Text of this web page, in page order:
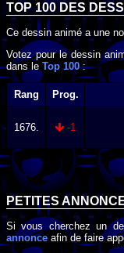
TOP 100 DES
Ce dessin animé a une
Votez pour le dessin
dans le Top 100:
Rang Prog.
1676. -1
PETITES
Si vous cherchez un
annonce afin de faire